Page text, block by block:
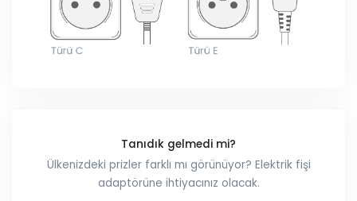
Tanıdık gelmedi mi?
Ülkenizdeki prizler farklı mı görünüyor? Elektrik fişi
adaptörüne ihtiyacınız olacak.